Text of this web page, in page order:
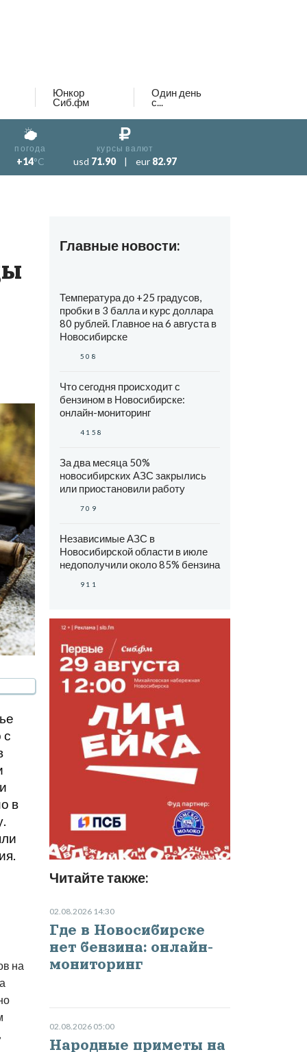
Юнкор
Сиб.фм
Один день
с...
погода
+14°C
курсы валют
usd 71.90 | eur 82.97
с
в
на
Главные новости:
Температура до +25 градусов,
пробки в 3 балла и курс доллара
80 рублей. Главное на 6 августа в
Новосибирске
508
Что сегодня происходит с
бензином в Новосибирске:
онлайн-мониторинг
4158
За два месяца 50%
новосибирских АЗС закрылись
или приостановили работу
709
Независимые АЗС в
Новосибирской области в июле
недополучили около 85% бензина
911
Читайте также:
02.08.2026 14:30
Где в Новосибирске
нет бензина: онлайн-
мониторинг
02.08.2026 05:00
Народные приметы на